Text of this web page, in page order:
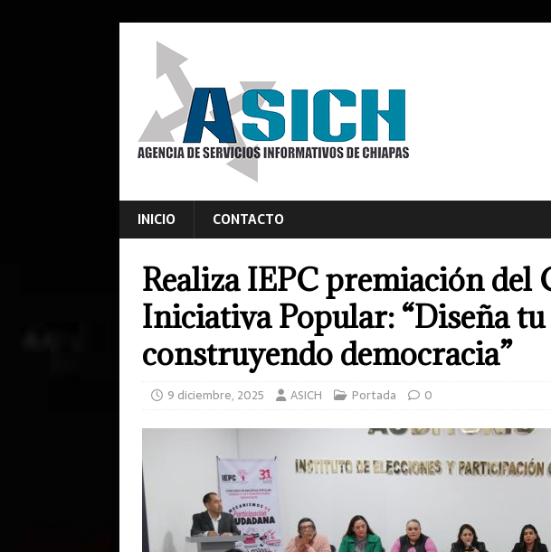
INICIO CONTACTO
Realiza IEPC premiación del
Iniciativa Popular: “Diseña
construyendo democracia”
9 diciembre, 2025 ASICH Portada 0